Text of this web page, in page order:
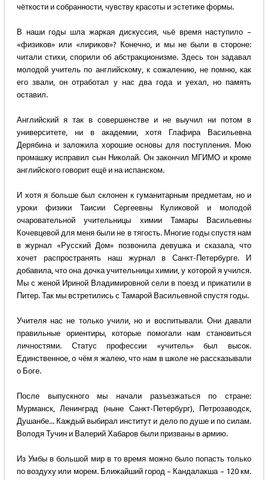
чёткости и собранности, чувству красоты и эстетике формы.
В наши годы шла жаркая дискуссия, чьё время наступило –
«физиков» или «лириков»? Конечно, и мы не были в стороне:
читали стихи, спорили об абстракционизме. Здесь тон задавал
молодой учитель по английскому, к сожалению, не помню, как
его звали, он отработал у нас два года и уехал, но память
оставил.
Английский я так в совершенстве и не выучил ни потом в
университете, ни в академии, хотя Глафира Васильевна
Дерябина и заложила хорошие основы для поступления. Мою
промашку исправил сын Николай. Он закончил МГИМО и кроме
английского говорит ещё и на испанском.
И хотя я больше был склонен к гуманитарным предметам, но и
уроки физики Таисии Сергеевны Куликовой и молодой
очаровательной учительницы химии Тамары Васильевны
Кочевцевой для меня были не в тягость. Многие годы спустя нам
в журнал «Русский Дом» позвонила девушка и сказала, что
хочет распространять наш журнал в Санкт-Петербурге. И
добавила, что она дочка учительницы химии, у которой я учился.
Мы с женой Ириной Владимировной сели в поезд и прикатили в
Питер. Так мы встретились с Тамарой Васильевной спустя годы.
Учителя нас не только учили, но и воспитывали. Они давали
правильные ориентиры, которые помогали нам становиться
личностями. Статус профессии «учитель» был высок.
Единственное, о чём я жалею, что нам в школе не рассказывали
о Боге.
После выпускного мы начали разъезжаться по стране:
Мурманск, Ленинград (ныне Санкт-Петербург), Петрозаводск,
Душанбе... Каждый выбирал институт и дело по душе и по силам.
Володя Тучин и Валерий Хабаров были призваны в армию.
Из Умбы в большой мир в то время можно было попасть только
по воздуху или морем. Ближайший город – Кандалакша – 120 км.